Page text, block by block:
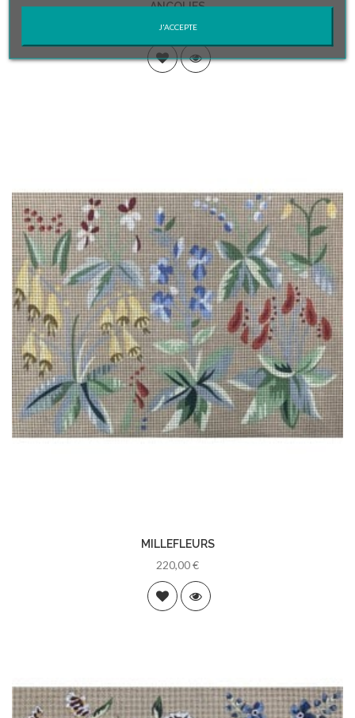
ANCOLIES
165,00 €
MILLEFLEURS
220,00 €
J'ACCEPTE